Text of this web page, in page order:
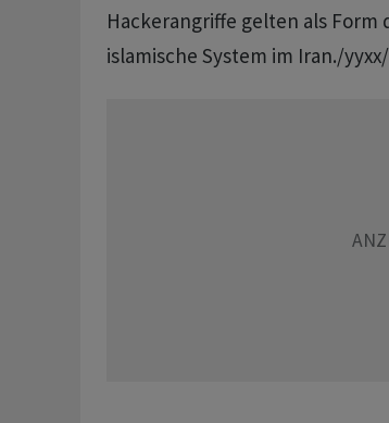
Hackerangriffe gelten als Form
islamische System im Iran./